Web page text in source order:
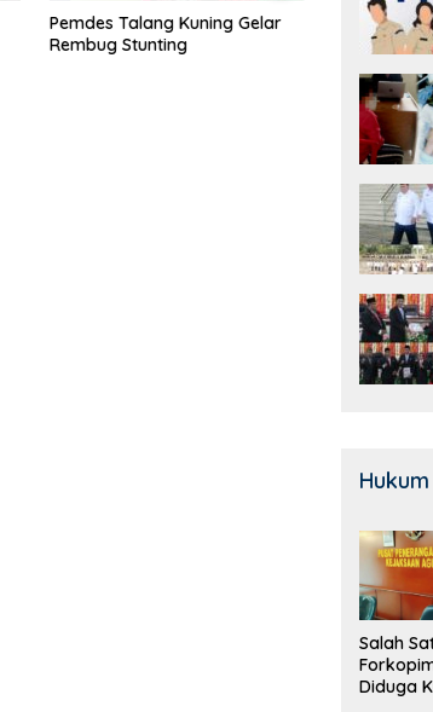
Door To Door, 3 KPM Desa
Mekar Jaya Terima BLT-DD!
Class
SMAN I
Salah
Diduga